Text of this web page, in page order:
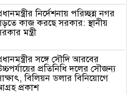
নির্দেশনায় পরিচ্ছন্ন নগর
কাজ করছে সরকার: স্থানীয়
মন্ত্রী
সঙ্গে সৌদি আরবের
প্রতিনিধি দলের সৌজন্য
বিলিয়ন ডলার বিনিয়োগে
প্রকাশ